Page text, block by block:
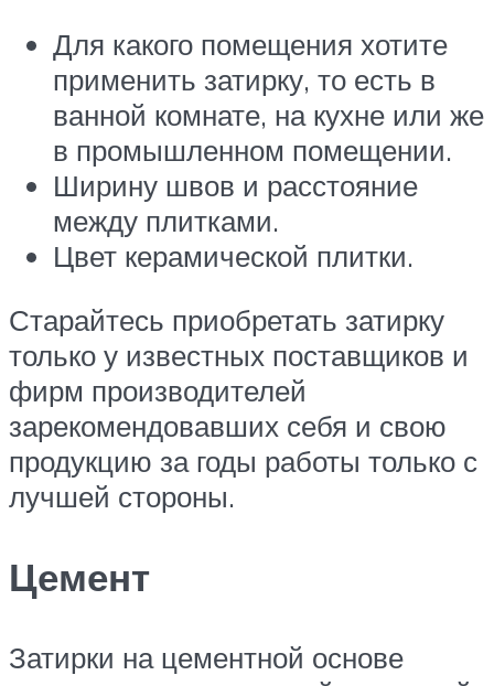
Для какого помещения хотите
применить затирку, то есть в
ванной комнате, на кухне или же
в промышленном помещении.
Ширину швов и расстояние
между плитками.
Цвет керамической плитки.
Старайтесь приобретать затирку
только у известных поставщиков и
фирм производителей
зарекомендовавших себя и свою
продукцию за годы работы только с
лучшей стороны.
Цемент
Затирки на цементной основе